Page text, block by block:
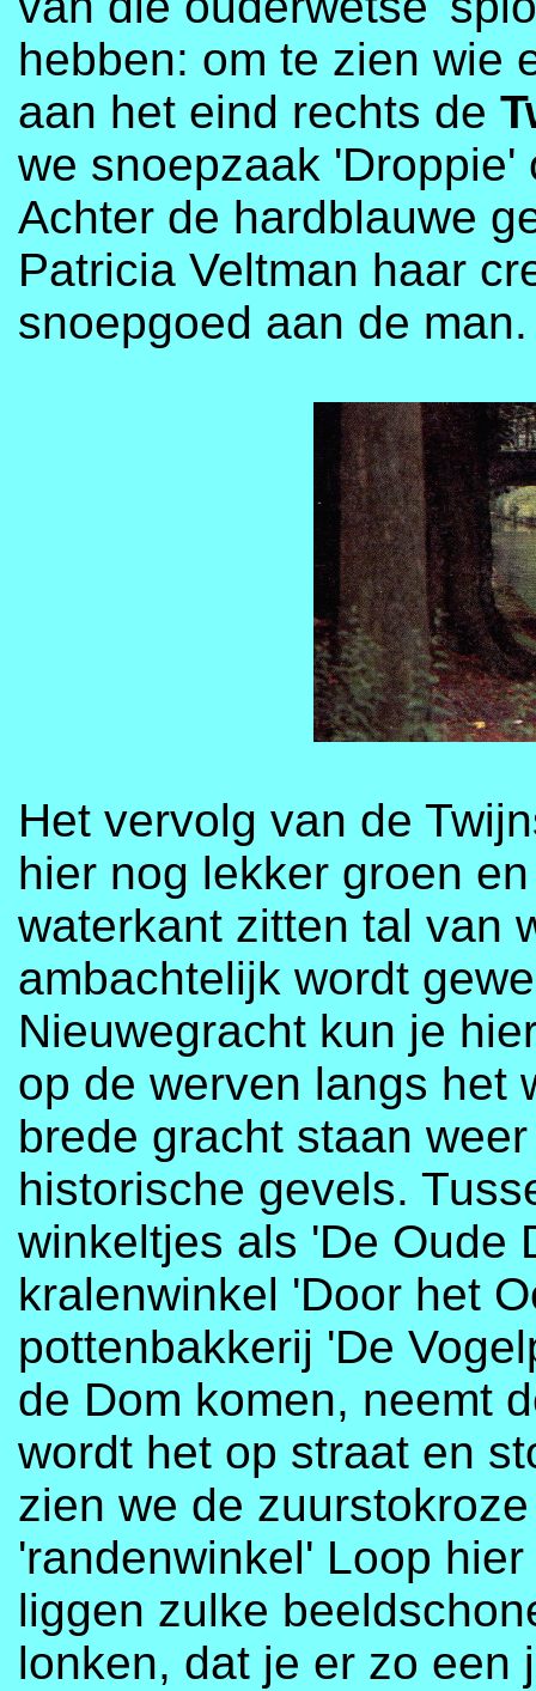
hebben: om te zien wie
aan het eind rechts de
we snoepzaak
Achter de hardblauwe
Patricia Veltman haar
snoepgoed aan de man.
Het vervolg van de
hier nog lekker groen
waterkant zitten tal van
ambachtelijk wordt
Nieuwegracht kun je
op de werven langs het
brede gracht staan
historische gevels.
winkeltjes als 'De Oude
kralenwinkel 'Door het
pottenbakkerij 'De
de Dom komen, neemt
wordt het op straat en
zien we de
'randenwinkel' Loop
liggen zulke
lonken, dat je er zo een